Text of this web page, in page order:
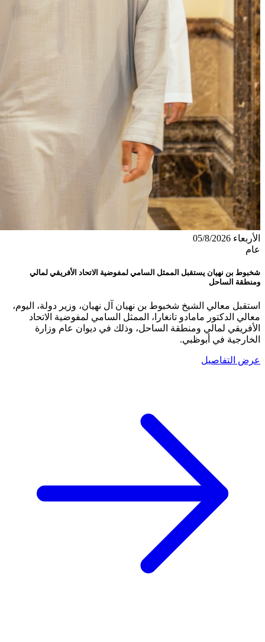
الأربعاء 05/8/2026
عام
شخبوط بن نهيان يستقبل الممثل السامي لمفوضية الاتحاد الأفريقي لمالي
ومنطقة الساحل
استقبل معالي الشيخ شخبوط بن نهيان آل نهيان، وزير دولة، اليوم،
معالي الدكتور مامادو تانغارا، الممثل السامي لمفوضية الاتحاد
الأفريقي لمالي ومنطقة الساحل، وذلك في ديوان عام وزارة
الخارجية في أبوظبي.
عرض التفاصيل